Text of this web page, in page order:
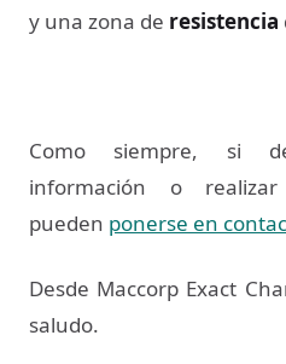
y una zona de resistencia
Como siempre, si
información o
pueden ponerse en
Desde Maccorp Exact
saludo.